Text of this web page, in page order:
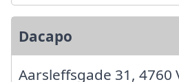
Dacapo
Aarsleffsgade 31,